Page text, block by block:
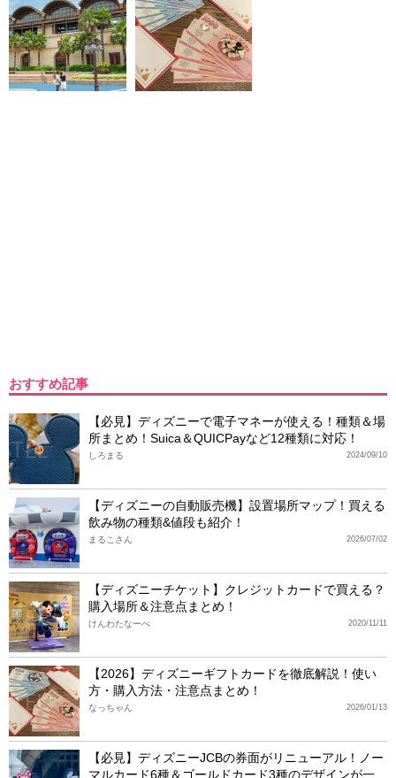
おすすめ記事
【必見】ディズニーで電子マネーが使える！種類＆場
所まとめ！Suica＆QUICPayなど12種類に対応！
2024/09/10
しろまる
【ディズニーの自動販売機】設置場所マップ！買える
飲み物の種類&値段も紹介！
2026/07/02
まるこさん
【ディズニーチケット】クレジットカードで買える？
購入場所＆注意点まとめ！
2020/11/11
けんわたなーべ
【2026】ディズニーギフトカードを徹底解説！使い
方・購入方法・注意点まとめ！
2026/01/13
なっちゃん
【必見】ディズニーJCBの券面がリニューアル！ノー
マルカード6種＆ゴールドカード3種のデザインが一